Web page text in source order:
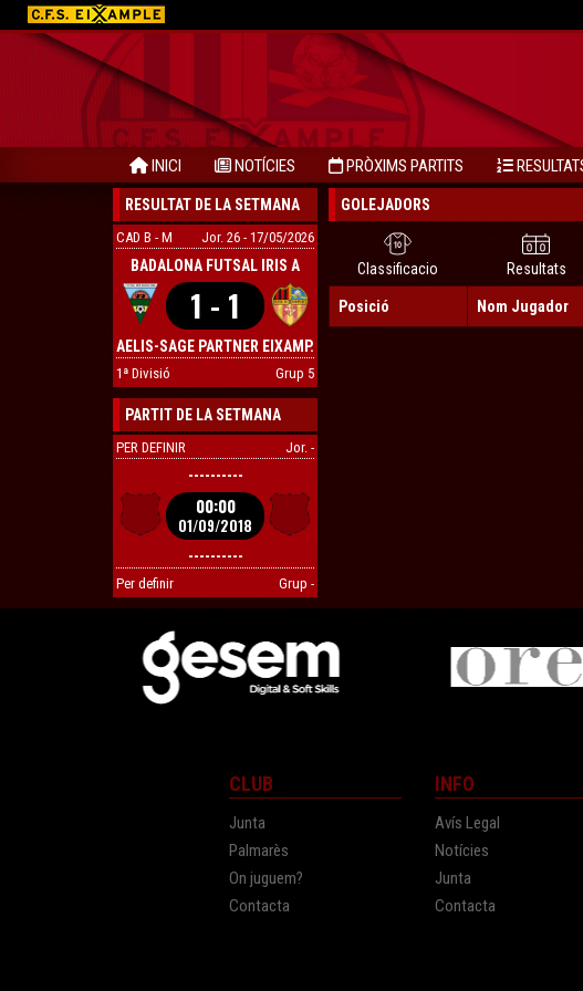
INICI NOTÍCIES PRÒXIMS PARTITS
RESULTAT DE LA SETMANA
CAD B - M Jor. 26 - 17/05/2026
BADALONA FUTSAL IRIS A
1 - 1
AELIS-SAGE PARTNER EIXAMP.
1ª Divisió Grup 5
PARTIT DE LA SETMANA
PER DEFINIR Jor. -
----------
00:00
01/09/2018
----------
Per definir Grup -
GOLEJADORS
Classificacio Resultats
Posició Nom Jugador
CLUB
Junta
Palmarès
On juguem?
Contacta
INFO
Avís Legal
Notícies
Junta
Contacta